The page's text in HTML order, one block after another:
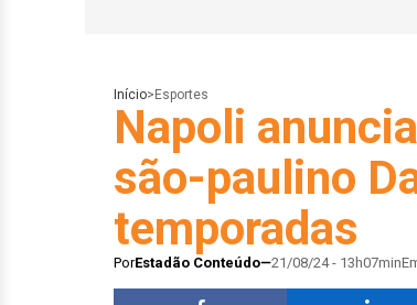
Início> Esportes
Napoli
são-paulino
temporadas
PorEstadão Conteúdo 21/08/24 - 13h07min